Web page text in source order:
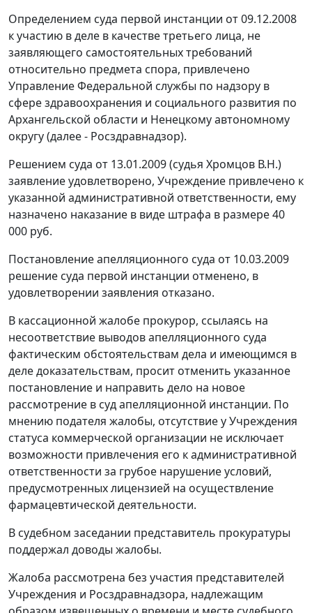
Определением суда первой инстанции от 09.12.2008
к участию в деле в качестве третьего лица, не
заявляющего самостоятельных требований
относительно предмета спора, привлечено
Управление Федеральной службы по надзору в
сфере здравоохранения и социального развития по
Архангельской области и Ненецкому автономному
округу (далее - Росздравнадзор).
Решением суда от 13.01.2009 (судья Хромцов В.Н.)
заявление удовлетворено, Учреждение привлечено к
указанной административной ответственности, ему
назначено наказание в виде штрафа в размере 40
000 руб.
Постановление апелляционного суда от 10.03.2009
решение суда первой инстанции отменено, в
удовлетворении заявления отказано.
В кассационной жалобе прокурор, ссылаясь на
несоответствие выводов апелляционного суда
фактическим обстоятельствам дела и имеющимся в
деле доказательствам, просит отменить указанное
постановление и направить дело на новое
рассмотрение в суд апелляционной инстанции. По
мнению подателя жалобы, отсутствие у Учреждения
статуса коммерческой организации не исключает
возможности привлечения его к административной
ответственности за грубое нарушение условий,
предусмотренных лицензией на осуществление
фармацевтической деятельности.
В судебном заседании представитель прокуратуры
поддержал доводы жалобы.
Жалоба рассмотрена без участия представителей
Учреждения и Росздравнадзора, надлежащим